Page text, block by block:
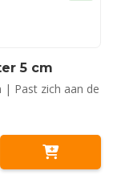
5 cm
| Past zich aan de